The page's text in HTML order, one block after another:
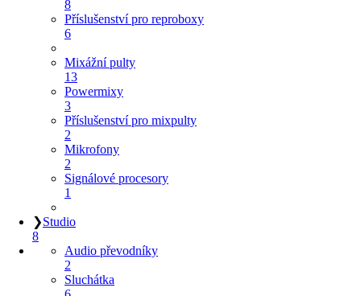
8
Příslušenství pro reproboxy
6
Mixážní pulty
13
Powermixy
3
Příslušenství pro mixpulty
2
Mikrofony
2
Signálové procesory
1
❯Studio
8
Audio převodníky
2
Sluchátka